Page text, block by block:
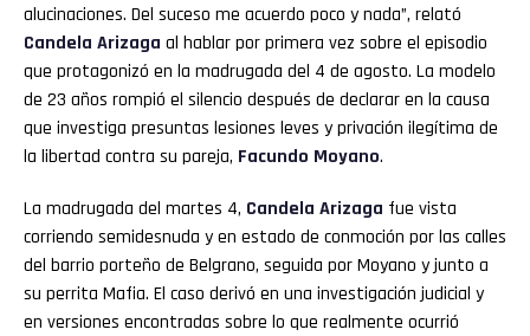
alucinaciones. Del suceso me acuerdo poco y nada”, relató
Candela Arizaga al hablar por primera vez sobre el episodio
que protagonizó en la madrugada del 4 de agosto. La modelo
de 23 años rompió el silencio después de declarar en la causa
que investiga presuntas lesiones leves y privación ilegítima de
la libertad contra su pareja, Facundo Moyano.
La madrugada del martes 4, Candela Arizaga fue vista
corriendo semidesnuda y en estado de conmoción por las calles
del barrio porteño de Belgrano, seguida por Moyano y junto a
su perrita Mafia. El caso derivó en una investigación judicial y
en versiones encontradas sobre lo que realmente ocurrió